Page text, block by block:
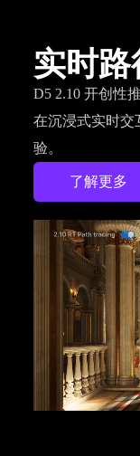
实时
D5 2.10 开创性
在沉浸式实时交
验。
了解更多